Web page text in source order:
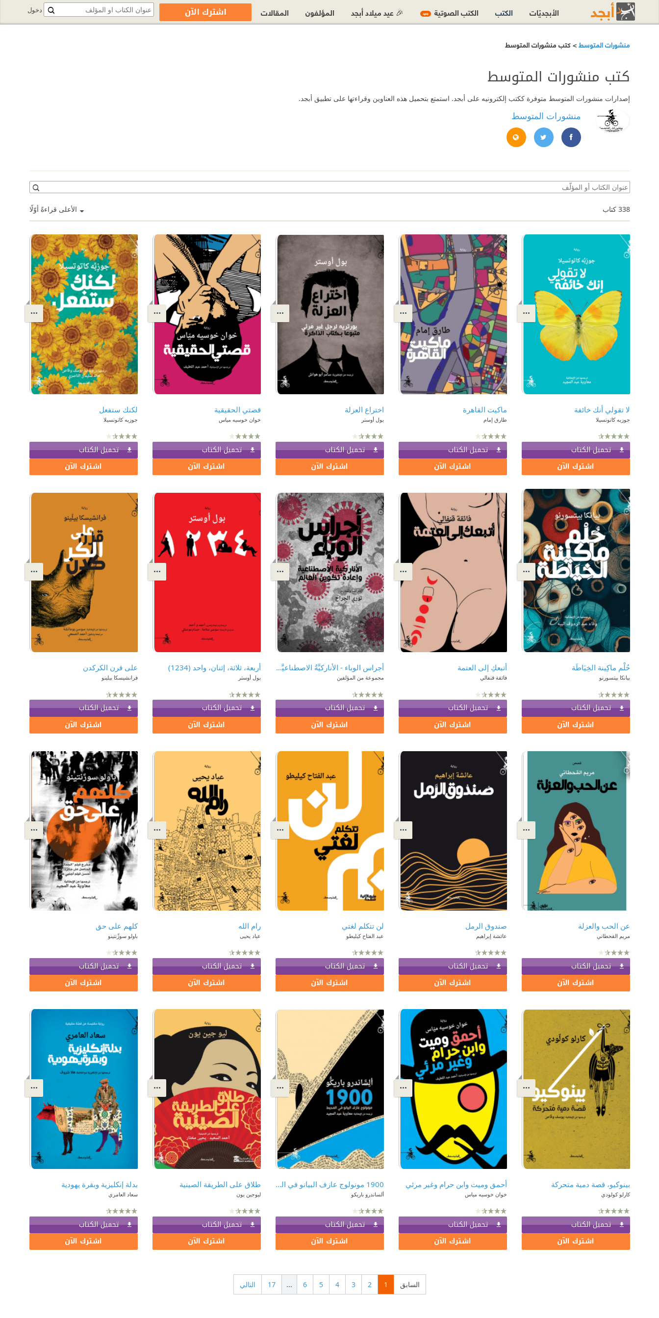
منشورات المتوسط> كتب منشورات المتوسط
كتب منشورات المتوسط
إصدارات منشورات المتوسط متوفرة ككتب إلكترونيه على أبجد. استمتع بتحميل هذه العناوين وقراءتها على تطبيق أبجد.
منشورات المتوسط
https://web.facebook.com/pg/almutawassit
https://twitter.com/almutawassitit
الأعلى قراءةً أوّلًا 338 كتاب
لا تقولي أنك خائفة
جوزبه كاتوتسيلا
تحميل الكتاب
اشترك الآن
ماكيت القاهرة
طارق إمام
تحميل الكتاب
اشترك الآن
اختراع العزلة
بول أوستر
تحميل الكتاب
اشترك الآن
قصتي الحقيقية
خوان خوسيه مياس
تحميل الكتاب
اشترك الآن
لكنك ستفعل
جوزبه كاتوتسيلا
تحميل الكتاب
اشترك الآن
حُلْم ماكِينة الخِيَاطَة
بيانكا بيتسورنو
تحميل الكتاب
اشترك الآن
أتبعكِ إلى العتمة
فائقة قنفالي
تحميل الكتاب
اشترك الآن
أجراس الوباء - الأناركيَّةُ الاصطناعيَّةُ وإعادةُ تكوينِ العالَم
مجموعة من المؤلفين
تحميل الكتاب
اشترك الآن
أربعة، ثلاثة، إثنان، واحد (1234)
بول أوستر
تحميل الكتاب
اشترك الآن
على قرن الكركدن
فرانشيسكا بيلينو
تحميل الكتاب
اشترك الآن
عن الحب والعزلة
مريم القحطاني
تحميل الكتاب
اشترك الآن
صندوق الرمل
عائشة إبراهيم
تحميل الكتاب
اشترك الآن
لن تتكلم لغتي
عبد الفتاح كيليطو
تحميل الكتاب
اشترك الآن
رام الله
عباد يحيى
تحميل الكتاب
اشترك الآن
كلهم على حق
باولو سورِّنتينو
تحميل الكتاب
اشترك الآن
بينوكيو، قصة دمية متحركة
كارلو كولودي
تحميل الكتاب
اشترك الآن
أحمق وميت وابن حرام وغير مرئي
خوان خوسيه مياس
تحميل الكتاب
اشترك الآن
1900 مونولوج عازف البيانو في المحيط
ألساندرو باريكو
تحميل الكتاب
اشترك الآن
طلاق على الطريقة الصينية
ليوجين يون
تحميل الكتاب
اشترك الآن
بدلة إنكليزية وبقرة يهودية
سعاد العامري
تحميل الكتاب
اشترك الآن
السابق 1
2
3
4
5
6
...
17 التالي
دخول الأبجديّات الكتب الكتب الصوتية جديد 🎉 عيد ميلاد أبجد المؤلفون المقالات اشترك الآن